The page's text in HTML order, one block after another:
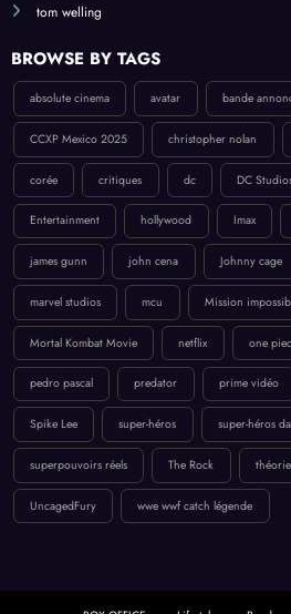
tom welling
BROWSE BY TAGS
absolute cinema avatar bande
CCXP Mexico 2025 christopher nolan
corée critiques dc DC
Entertainment hollywood Imax
james gunn john cena Johnny cage
marvel studios mcu Mission
Mortal Kombat Movie netflix one
pedro pascal predator prime vidéo
Spike Lee super-héros super-héros
superpouvoirs réels The Rock
UncagedFury wwe wwf catch légende